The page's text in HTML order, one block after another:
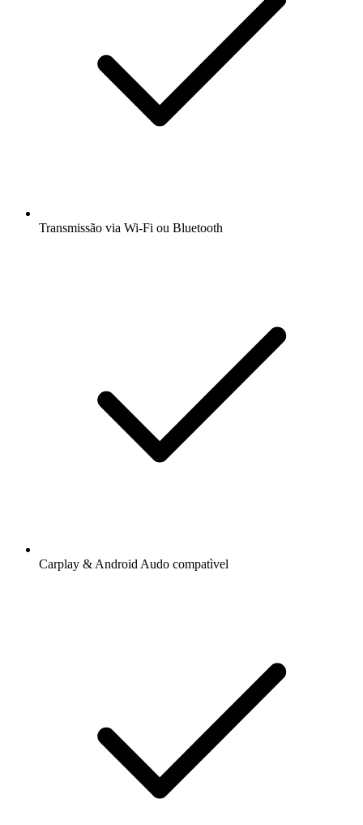
Transmissão via Wi-Fi ou Bluetooth
Carplay & Android Audo compatìvel